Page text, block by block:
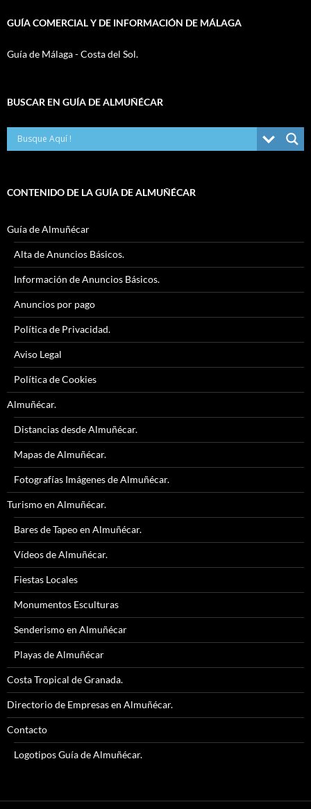
GUÍA COMERCIAL Y DE INFORMACIÓN DE MÁLAGA
Guía de Málaga - Costa del Sol.
BUSCAR EN GUÍA DE ALMUÑÉCAR
CONTENIDO DE LA GUÍA DE ALMUÑÉCAR
Guía de Almuñécar
Alta de Anuncios Básicos.
Información de Anuncios Básicos.
Anuncios por pago
Política de Privacidad.
Aviso Legal
Política de Cookies
Almuñécar.
Distancias desde Almuñécar.
Mapas de Almuñécar.
Fotografías Imágenes de Almuñécar.
Turismo en Almuñécar.
Bares de Tapeo en Almuñécar.
Vídeos de Almuñécar.
Fiestas Locales
Monumentos Esculturas
Senderismo en Almuñécar
Playas de Almuñécar
Costa Tropical de Granada.
Directorio de Empresas en Almuñécar.
Contacto
Logotipos Guía de Almuñécar.